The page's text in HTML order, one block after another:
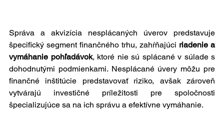
Správa a akvizícia nesplácaných úverov predstavuje
špecifický segment finančného trhu, zahŕňajúci riadenie a
vymáhanie pohľadávok, ktoré nie sú splácané v súlade s
dohodnutými podmienkami. Nesplácané úvery môžu pre
finančné inštitúcie predstavovať riziko, avšak zároveň
vytvárajú investičné príležitosti pre spoločnosti
špecializujúce sa na ich správu a efektívne vymáhanie.